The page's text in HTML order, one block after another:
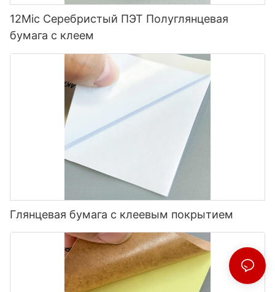
12Mic Серебристый ПЭТ Полуглянцевая
бумага с клеем
Глянцевая бумага с клеевым покрытием